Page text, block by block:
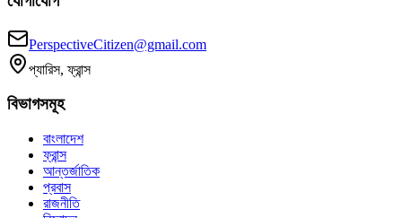
PerspectiveCitizen@gmail.com
প্যারিস, ফ্রান্স
বিভাগসমূহ
বাংলাদেশ
ফ্রান্স
আন্তর্জাতিক
প্রবাস
রাজনীতি